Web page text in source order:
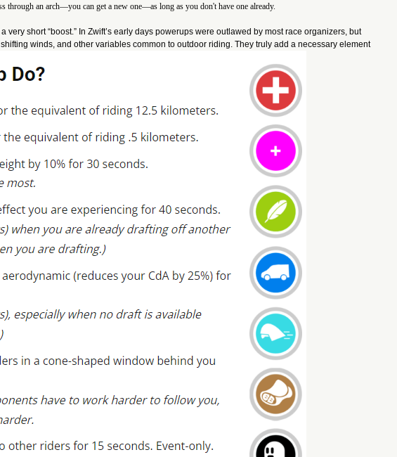
through an arch—you can get a new one—as long as you don't have one already.
short “boost.” In Zwift’s early days powerups were outlawed by most race organizers, but
winds, and other variables common to outdoor riding. They truly add a necessary element